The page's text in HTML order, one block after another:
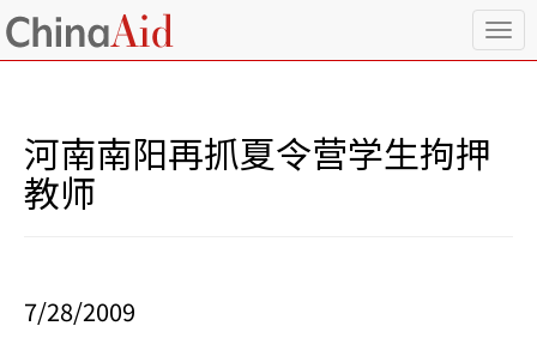
T
o
河南南阳再抓夏令营学生拘押
教师
7/28/2009